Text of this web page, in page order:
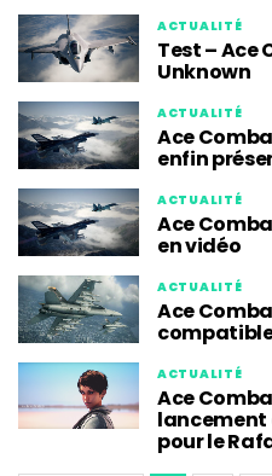
ACTUALITÉ
Test – Ace
Unknown
ACTUALITÉ
Ace
enfin
ACTUALITÉ
Ace
en vidéo
ACTUALITÉ
Ace
ACTUALITÉ
Ace
lancement
pour le